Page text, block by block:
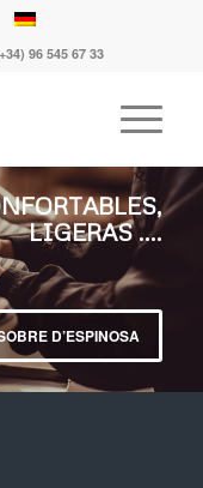
96 545 67 33
LIGERAS ....
D’ESPINOSA